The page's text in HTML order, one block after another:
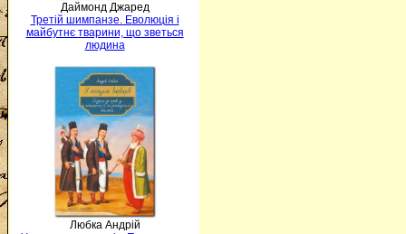
Даймонд Джаред
Третій шимпанзе. Еволюція і
майбутнє тварини, що зветься
людина
Любка Андрій